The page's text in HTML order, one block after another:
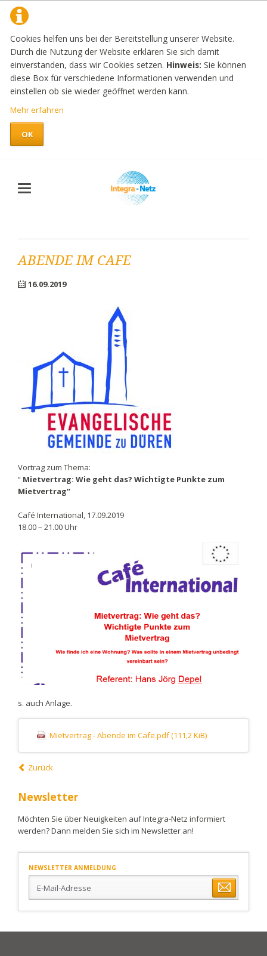
Cookies helfen uns bei der Bereitstellung unserer Website.
Durch die Nutzung der Website erklären Sie sich damit
einverstanden, dass wir Cookies setzen. Hinweis: Sie können
diese Box für verschiedene Informationen verwenden und
einstellen ob sie wieder geöffnet werden kann.
Mehr erfahren
OK
ABENDE IM CAFE
16.09.2019
Vortrag zum Thema:
“ Mietvertrag: Wie geht das? Wichtigte Punkte zum
Mietvertrag“
Café International, 17.09.2019
18.00 – 21.00 Uhr
s. auch Anlage.
Mietvertrag - Abende im Cafe.pdf(111,2 KiB)
Zurück
Newsletter
Möchten Sie über Neuigkeiten auf Integra-Netz informiert
werden? Dann melden Sie sich im Newsletter an!
NEWSLETTER ANMELDUNG
Mail-